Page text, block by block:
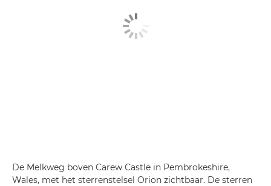
De Melkweg boven Carew Castle in Pembrokeshire,
Wales, met het sterrenstelsel Orion zichtbaar. De sterren